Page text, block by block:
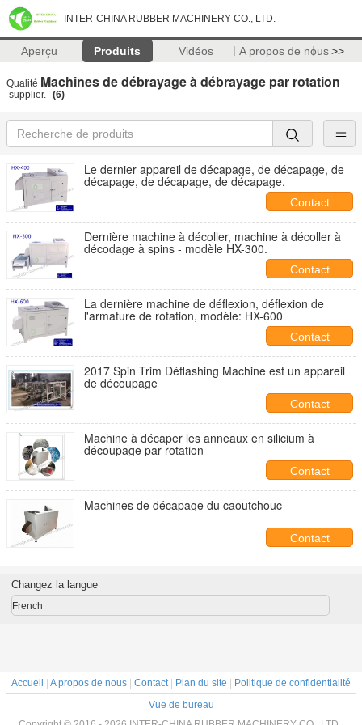
INTER-CHINA RUBBER MACHINERY CO., LTD.
Aperçu Produits Vidéos A propos de nous>>
Qualité Machines de débrayage à débrayage par rotation
supplier. (6)
Le dernier appareil de décapage, de décapage, de
décapage, de décapage, de décapage.
Contact
Dernière machine à décoller, machine à décoller à
décodage à spins - modèle HX-300.
Contact
La dernière machine de déflexion, déflexion de
l'armature de rotation, modèle: HX-600
Contact
2017 Spin Trim Déflashing Machine est un appareil
de découpage
Contact
Machine à décaper les anneaux en silicium à
découpage par rotation
Contact
Machines de décapage du caoutchouc
Contact
Changez la langue
French
Accueil A propos de nous Contact| Plan du site
Politique de confidentialité
Vue de bureau